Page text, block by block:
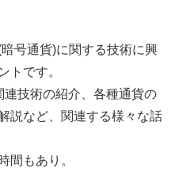
号通貨)に関する技術に興
トです。
技術の紹介、各種通貨の
説など、関連する様々な話
間もあり。